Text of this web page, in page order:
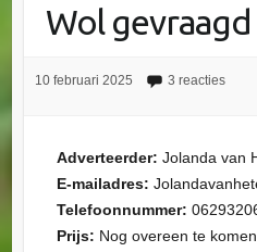
Wol gevraagd
10 februari 2025 3 reacties
Adverteerder: Jolanda van
E-mailadres:
Telefoonnummer:
Prijs: Nog overeen te komen